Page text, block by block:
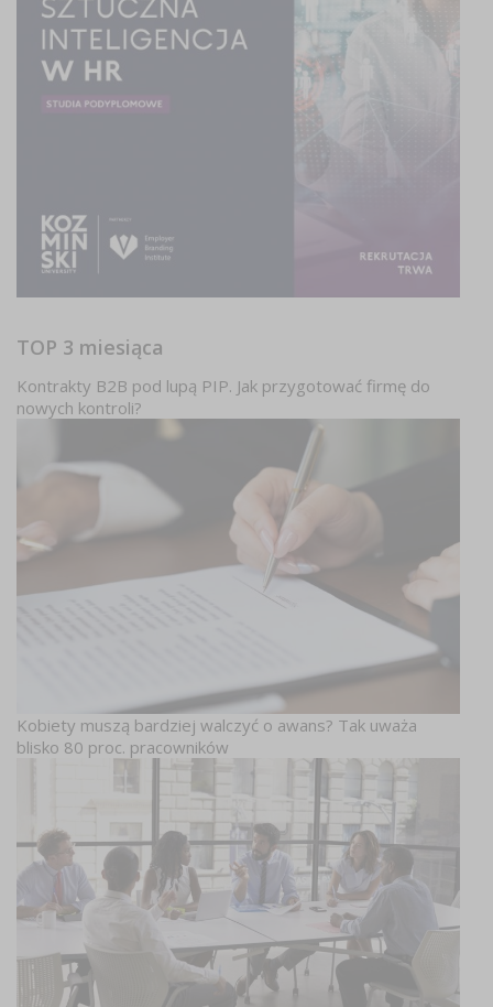
TOP 3 miesiąca
Kontrakty B2B pod lupą PIP. Jak przygotować firmę do
nowych kontroli?
Kobiety muszą bardziej walczyć o awans? Tak uważa
blisko 80 proc. pracowników